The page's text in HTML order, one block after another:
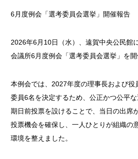
6月度例会「選考委員会選挙」開催報告
2026年6月10日（水）、遠賀中央公民館
会議所6月度例会「選考委員会選挙」を開
本例会では、2027年度の理事長および役
委員6名を決定するため、公正かつ公平な
期日前投票を設けることで、当日の出席
投票機会を確保し、一人ひとりが組織の
環境を整えました。